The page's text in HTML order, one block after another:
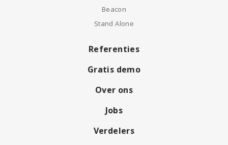
Beacon
Stand Alone
Referenties
Gratis demo
Over ons
Jobs
Verdelers